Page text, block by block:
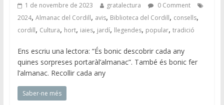
1 de novembre de 2023 gratalectura
0 Comment
2024, Almanac del Cordill, avis, Biblioteca del Cordill, consells,
cordill, Cultura, hort, iaies, jardí, llegendes, popular, tradició
Ens escriu una lectora: “És bonic descobrir cada any
quines sorpreses portaràl’almanac”. També és bonic fer
l’almanac. Recollir cada any
Saber-ne més